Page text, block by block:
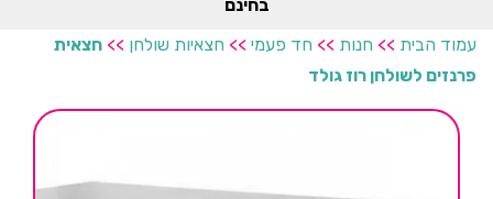
בחינם
עמוד הבית >> חנות >> חד פעמי >> חצאיות שולחן >> חצאית
פרנזים לשולחן רוז גולד